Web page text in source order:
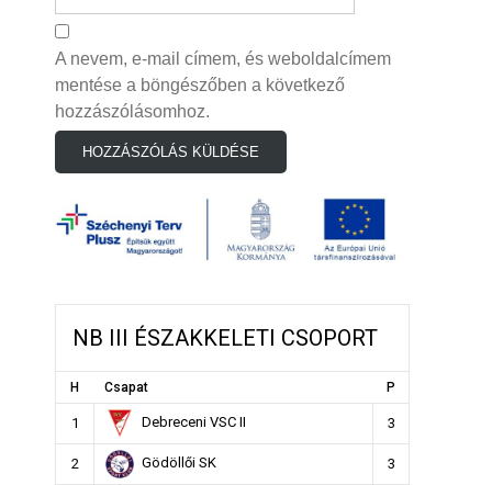
A nevem, e-mail címem, és weboldalcímem
mentése a böngészőben a következő
hozzászólásomhoz.
NB III ÉSZAKKELETI CSOPORT
H Csapat P
1 Debreceni VSC II 3
2 Gödöllői SK 3